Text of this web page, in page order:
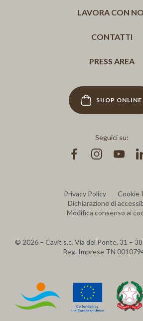
LAVORA CON
CONTATTI
PRESS AREA
SHOP ONLINE
Seguici su:
FacebookInstagram
Privacy Policy
Cookie
Dichiarazione di
Modifica consenso ai
© 2026 – Cavit s.c. Via del Ponte, 31 –
Reg. Imprese TN